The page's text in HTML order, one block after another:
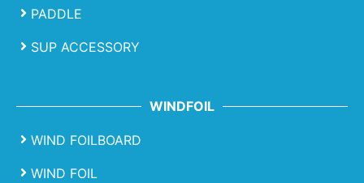
PADDLE
SUP ACCESSORY
WINDFOIL
WIND FOILBOARD
WIND FOIL